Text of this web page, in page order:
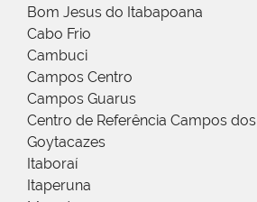
Bom Jesus do Itabapoana
Cabo Frio
Cambuci
Campos Centro
Campos Guarus
Centro de Referência Campos dos
Goytacazes
Itaboraí
Itaperuna